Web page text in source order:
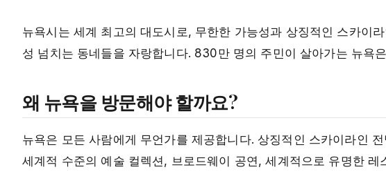
뉴욕시는 세계 최고의 대도시로, 무한한 가능성과 상징적인 스카이
성 넘치는 동네들을 자랑합니다. 830만 명의 주민이 살아가는 뉴욕
왜 뉴욕을 방문해야 할까요?
뉴욕은 모든 사람에게 무언가를 제공합니다. 상징적인 스카이라인
세계적 수준의 예술 컬렉션, 브로드웨이 공연, 세계적으로 유명한